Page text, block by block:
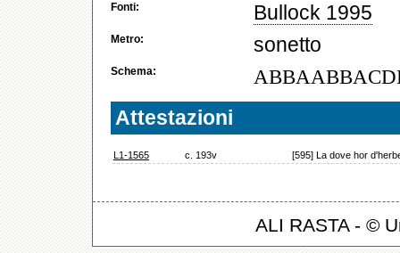
Fonti: Bullock 1995
Metro: sonetto
Schema:
Attestazioni
L1-1565 c. 193v [595] La dove hor
ALI RASTA - ©